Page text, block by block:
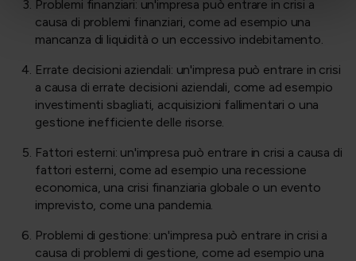
Problemi finanziari: un'impresa può entrare in crisi a
causa di problemi finanziari, come ad esempio una
mancanza di liquidità o un eccessivo indebitamento.
Errate decisioni aziendali: un'impresa può entrare in crisi
a causa di errate decisioni aziendali, come ad esempio
investimenti sbagliati, acquisizioni fallimentari o una
gestione inefficiente delle risorse.
Fattori esterni: un'impresa può entrare in crisi a causa di
fattori esterni, come ad esempio una recessione
economica, una crisi finanziaria globale o un evento
imprevisto, come una pandemia.
Problemi di gestione: un'impresa può entrare in crisi a
causa di problemi di gestione, come ad esempio una